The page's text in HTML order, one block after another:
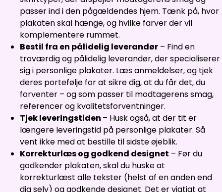
passer ind i den pågældendes hjem. Tænk på, hvor
plakaten skal hænge, og hvilke farver der vil
komplementere rummet.
Bestil fra en pålidelig leverandør – Find en
troværdig og pålidelig leverandør, der specialiserer
sig i personlige plakater. Læs anmeldelser, og tjek
deres portefølje for at sikre dig, at du får det, du
forventer – og som passer til modtagerens smag,
referencer og kvalitetsforventninger.
Tjek leveringstiden – Husk også, at der tit er
længere leveringstid på personlige plakater. Så
vent ikke med at bestille til sidste øjeblik.
Korrekturlæs og godkend designet – Før du
godkender plakaten, skal du huske at
korrekturlæst alle tekster (helst af en anden end
dig selv) og godkende designet. Det er vigtigt at